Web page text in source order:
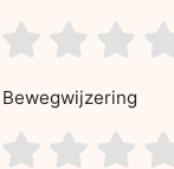
asdf3
asdf2
asdf1
Bewegwijzering
asdf3
asdf2
asdf1